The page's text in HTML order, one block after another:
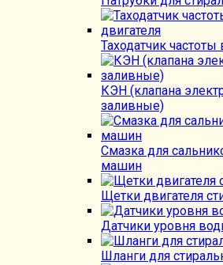
Таходатчик
КЭН (клапана
заливные)
Смазка для
машин
Щетки двигателя
Датчики уровня
Шланги для